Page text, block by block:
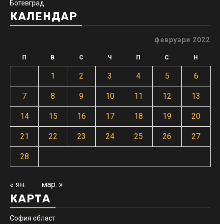
Ботевград
КАЛЕНДАР
февруари 2022
П В С Ч П С Н
1 2 3 4 5 6
7 8 9 10 11 12 13
14 15 16 17 18 19 20
21 22 23 24 25 26 27
28
« ян. мар. »
КАРТА
София област